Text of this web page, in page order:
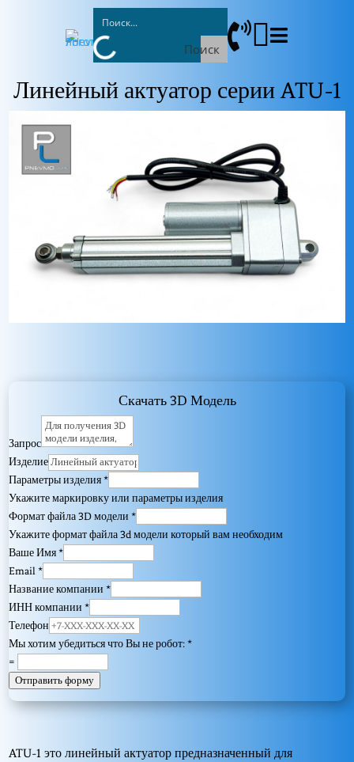
Поиск 
Линейный актуатор серии ATU-1
Скачать 3D Модель
Запрос
Изделие
Параметры изделия*
Укажите маркировку или параметры изделия
Формат файла 3D модели*
Укажите формат файла 3d модели который вам необходим
Ваше Имя*
Email*
Название компании*
ИНН компании*
Телефон
Мы хотим убедиться что Вы не робот:*
=
Отправить форму
ATU-1 это линейный актуатор предназначенный для